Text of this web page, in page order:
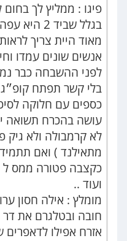
בגלל שביד
אנשים שונים עמדו
לפני ההשבחה כבר
בלי קשר תפתח
כספים עם חלוקה
עושה בהכרח תשואה
לא קרמבולה ולא גיק
ועוד ..
חובה ובטלגרם את דר
אזרח אפילו לדאפרים